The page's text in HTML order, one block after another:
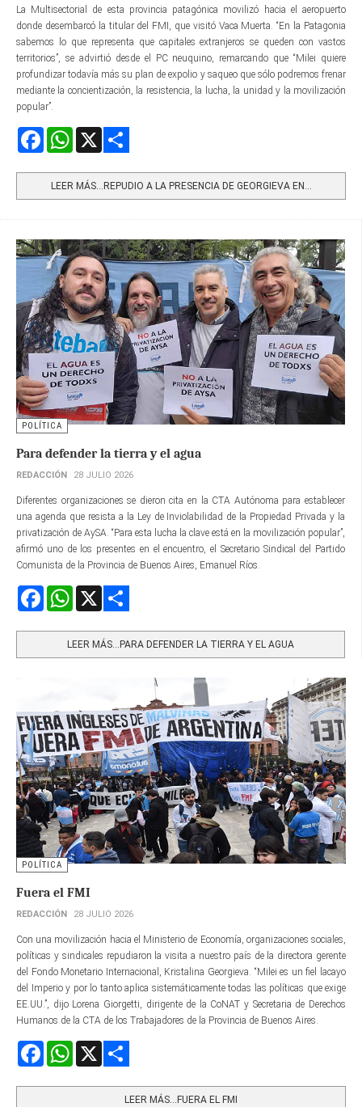
La Multisectorial de esta provincia patagónica movilizó hacia el aeropuerto
donde desembarcó la titular del FMI, que visitó Vaca Muerta. “En la Patagonia
sabemos lo que representa que capitales extranjeros se queden con vastos
territorios”, se advirtió desde el PC neuquino, remarcando que “Milei quiere
profundizar todavía más su plan de expolio y saqueo que sólo podremos frenar
mediante la concientización, la resistencia, la lucha, la unidad y la movilización
popular”.
FacebookWhatsApp
LEER MÁS…REPUDIO A LA PRESENCIA DE GEORGIEVA EN...
POLÍTICA
Para defender la tierra y el agua
REDACCIÓN 28 JULIO 2026
Diferentes organizaciones se dieron cita en la CTA Autónoma para establecer
una agenda que resista a la Ley de Inviolabilidad de la Propiedad Privada y la
privatización de AySA. “Para esta lucha la clave está en la movilización popular”,
afirmó uno de los presentes en el encuentro, el Secretario Sindical del Partido
Comunista de la Provincia de Buenos Aires, Emanuel Ríos.
FacebookWhatsApp
LEER MÁS…PARA DEFENDER LA TIERRA Y EL AGUA
POLÍTICA
Fuera el FMI
REDACCIÓN 28 JULIO 2026
Con una movilización hacia el Ministerio de Economía, organizaciones sociales,
políticas y sindicales repudiaron la visita a nuestro país de la directora gerente​
del Fondo Monetario Internacional, Kristalina Georgieva. “Milei es un fiel lacayo
del Imperio y por lo tanto aplica sistemáticamente todas las políticas que exige
EE.UU.”, dijo Lorena Giorgetti, dirigente de la CoNAT y Secretaria de Derechos
Humanos de la CTA de los Trabajadores de la Provincia de Buenos Aires.
FacebookWhatsApp
LEER MÁS…FUERA EL FMI